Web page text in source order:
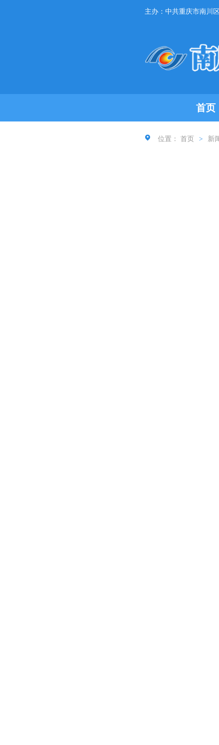
主办：中共重庆市南川
首页
位置： 首页 > 新